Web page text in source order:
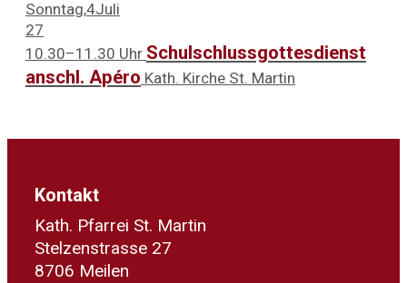
Sonntag 4Juli
27
10.30–11.30 Uhr Schulschlussgottesdienst
anschl. Apéro Kath. Kirche St. Martin
Kontakt
Kath. Pfarrei St. Martin
Stelzenstrasse 27
8706 Meilen